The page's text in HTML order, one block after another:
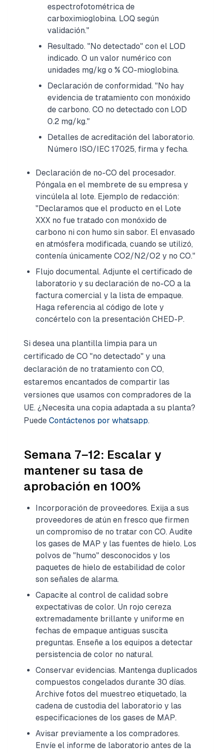
espectrofotométrica de
carboximioglobina. LOQ según
validación."
Resultado. "No detectado" con el LOD
indicado. O un valor numérico con
unidades mg/kg o % CO-mioglobina.
Declaración de conformidad. "No hay
evidencia de tratamiento con monóxido
de carbono. CO no detectado con LOD
0.2 mg/kg."
Detalles de acreditación del laboratorio.
Número ISO/IEC 17025, firma y fecha.
Declaración de no-CO del procesador.
Póngala en el membrete de su empresa y
vincúlela al lote. Ejemplo de redacción:
"Declaramos que el producto en el Lote
XXX no fue tratado con monóxido de
carbono ni con humo sin sabor. El envasado
en atmósfera modificada, cuando se utilizó,
contenía únicamente CO2/N2/O2 y no CO."
Flujo documental. Adjunte el certificado de
laboratorio y su declaración de no-CO a la
factura comercial y la lista de empaque.
Haga referencia al código de lote y
concértelo con la presentación CHED-P.
Si desea una plantilla limpia para un
certificado de CO "no detectado" y una
declaración de no tratamiento con CO,
estaremos encantados de compartir las
versiones que usamos con compradores de la
UE. ¿Necesita una copia adaptada a su planta?
Puede Contáctenos por whatsapp.
Semana 7–12: Escalar y
mantener su tasa de
aprobación en 100%
Incorporación de proveedores. Exija a sus
proveedores de atún en fresco que firmen
un compromiso de no tratar con CO. Audite
los gases de MAP y las fuentes de hielo. Los
polvos de "humo" desconocidos y los
paquetes de hielo de estabilidad de color
son señales de alarma.
Capacite al control de calidad sobre
expectativas de color. Un rojo cereza
extremadamente brillante y uniforme en
fechas de empaque antiguas suscita
preguntas. Enseñe a los equipos a detectar
persistencia de color no natural.
Conservar evidencias. Mantenga duplicados
compuestos congelados durante 30 días.
Archive fotos del muestreo etiquetado, la
cadena de custodia del laboratorio y las
especificaciones de los gases de MAP.
Avisar previamente a los compradores.
Envíe el informe de laboratorio antes de la